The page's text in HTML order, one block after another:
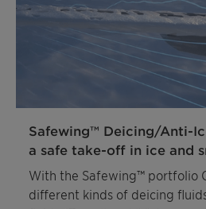
Safewing™ Deicing/Anti-
a safe take-off in ice and
With the Safewing™ portfolio
different kinds of deicing